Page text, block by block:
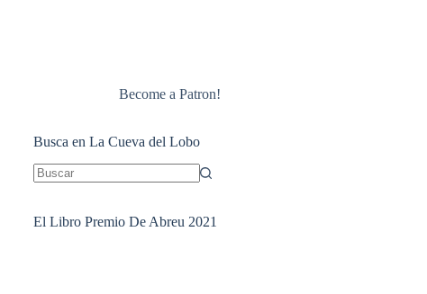
Become a Patron!
Busca en La Cueva del Lobo
El Libro Premio De Abreu 2021